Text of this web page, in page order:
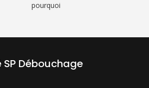
pourquoi
SP Débouchage